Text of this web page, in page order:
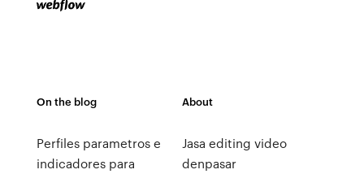
On the blog
Perfiles parametros e
indicadores para
About
Jasa editing video
denpasar